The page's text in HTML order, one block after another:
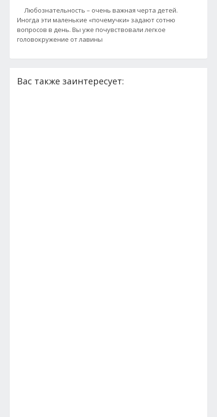
Любознательность – очень важная черта детей.
Иногда эти маленькие «почемучки» задают сотню
вопросов в день. Вы уже почувствовали легкое
головокружение от лавины
Вас также заинтересует: